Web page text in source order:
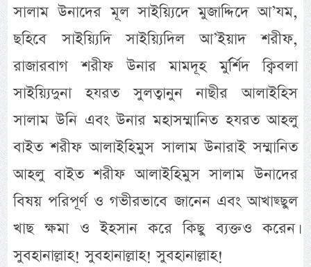
সালাম উনাদের মূল সাইয়্যিদে মুজাদ্দিদে আ’যম,
ছহিবে সাইয়্যিদি সাইয়্যিদিল আ’ইয়াদ শরীফ,
রাজারবাগ শরীফ উনার মামদূহ মুর্র্শিদ ক্বিবলা
সাইয়্যিদুনা হযরত সুলত্বানুন নাছীর আলাইহিস
সালাম উনি এবং উনার মহাসম্মানিত হযরত আহলু
বাইত শরীফ আলাইহিমুস সালাম উনারাই সম্মানিত
আহলু বাইত শরীফ আলাইহিমুস সালাম উনাদের
বিষয় পরিপূর্ণ ও গভীরভাবে জানেন এবং আখাছ্ছুল
খাছ ক্ষমা ও ইহসান করে কিছু ব্যক্তও করেন।
সুবহানাল্লাহ! সুবহানাল্লাহ! সুবহানাল্লাহ!